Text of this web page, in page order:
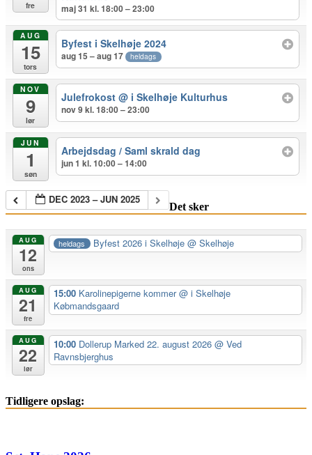
fre maj 31 kl. 18:00 – 23:00
AUG
15
tors
Byfest i Skelhøje 2024
aug 15 – aug 17 heldags
NOV
9
lør
Julefrokost@ i Skelhøje Kulturhus
nov 9 kl. 18:00 – 23:00
JUN
1
søn
Arbejdsdag / Saml skrald dag
jun 1 kl. 10:00 – 14:00
DEC 2023 – JUN 2025
Det sker
AUG
12
ons
heldags Byfest 2026 i Skelhøje@ Skelhøje
AUG
21
fre
15:00 Karolinepigerne kommer@ i Skelhøje
Købmandsgaard
AUG
22
lør
10:00 Dollerup Marked 22. august 2026 @ Ved
Ravnsbjerghus
Tidligere opslag: